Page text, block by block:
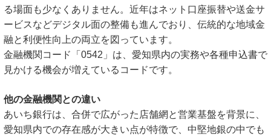
る場面も少なくありません。近年はネット口座振替や送金サ
ービスなどデジタル面の整備も進んでおり、伝統的な地域金
融と利便性向上の両立を図っています。
金融機関コード「0542」は、愛知県内の実務や各種申込書で
見かける機会が増えているコードです。
他の金融機関との違い
あいち銀行は、合併で広がった店舗網と営業基盤を背景に、
愛知県内での存在感が大きい点が特徴で、中堅地銀の中でも